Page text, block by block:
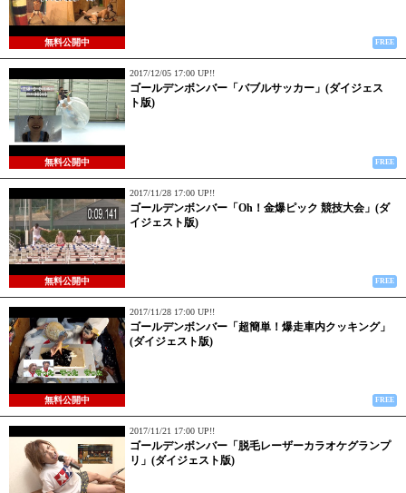
無料公開中 FREE
無料公開中
2017/12/05 17:00 UP!!
ゴールデンボンバー「バブルサッカー」(ダイジェス
ト版)
FREE
無料公開中
2017/11/28 17:00 UP!!
ゴールデンボンバー「Oh！金爆ピック 競技大会」(ダ
イジェスト版)
FREE
無料公開中
2017/11/28 17:00 UP!!
ゴールデンボンバー「超簡単！爆走車内クッキング」
(ダイジェスト版)
FREE
2017/11/21 17:00 UP!!
ゴールデンボンバー「脱毛レーザーカラオケグランプ
リ」(ダイジェスト版)